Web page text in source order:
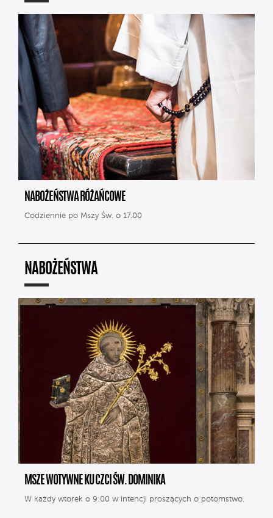
NABOŻEŃSTWA RÓŻAŃCOWE
Codziennie po Mszy Św. o 17.00
NABOŻEŃSTWA
MSZE WOTYWNE KU CZCI ŚW. DOMINIKA
W każdy wtorek o 9:00 w intencji proszących o potomstwo.